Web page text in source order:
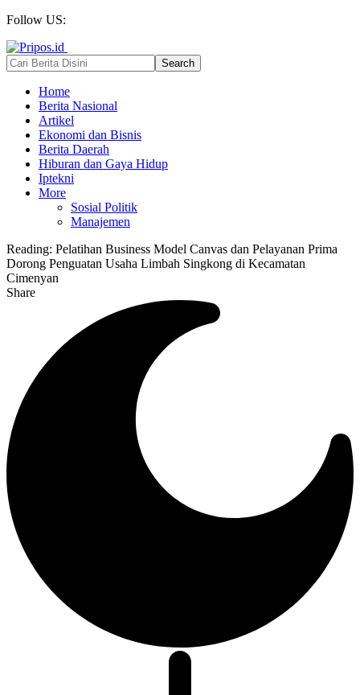
Follow US:
Home
Berita Nasional
Artikel
Ekonomi dan Bisnis
Berita Daerah
Hiburan dan Gaya Hidup
Iptekni
More
Sosial Politik
Manajemen
Reading: Pelatihan Business Model Canvas dan Pelayanan Prima
Dorong Penguatan Usaha Limbah Singkong di Kecamatan
Cimenyan
Share